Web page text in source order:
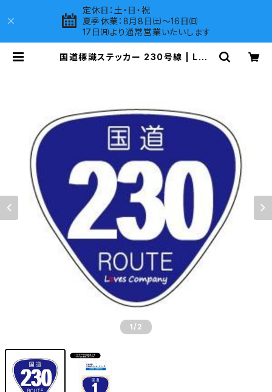
定休日：土・日・祝
夏季休業：8月8日㈯～16日㈰
17日㈪より通常営業いたいします
国道標識ステッカー 230号線 | LOV
1 /2